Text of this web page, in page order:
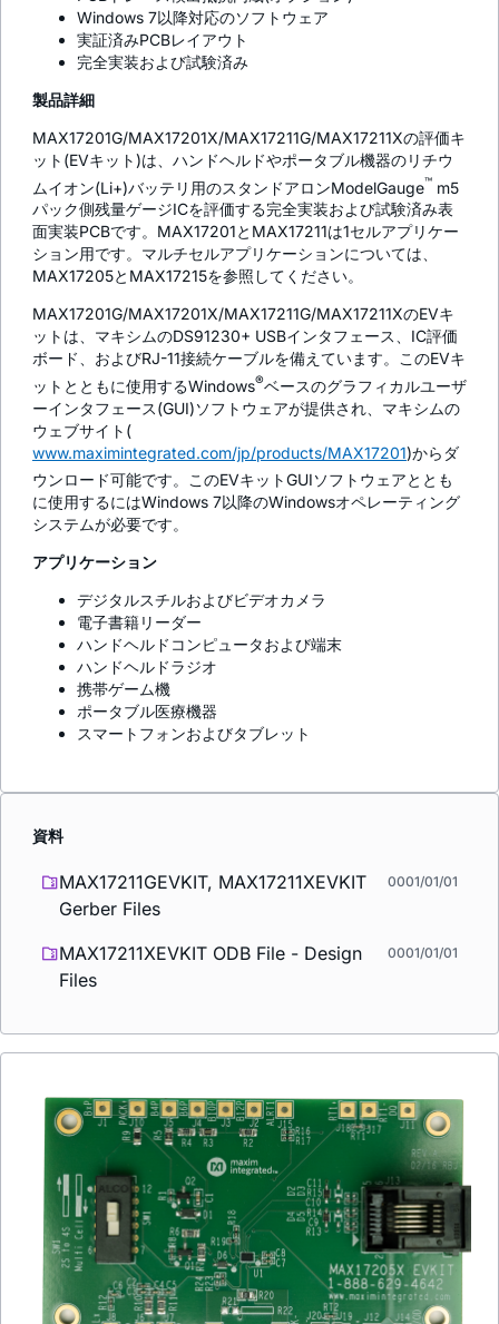
Windows 7以降対応のソフトウェア
実証済みPCBレイアウト
完全実装および試験済み
製品詳細
MAX17201G/MAX17201X/MAX17211G/MAX17211Xの評価キ
ット(EVキット)は、ハンドヘルドやポータブル機器のリチウ
ムイオン(Li+)バッテリ用のスタンドアロンModelGauge™ m5
パック側残量ゲージICを評価する完全実装および試験済み表
面実装PCBです。MAX17201とMAX17211は1セルアプリケー
ション用です。マルチセルアプリケーションについては、
MAX17205とMAX17215を参照してください。
MAX17201G/MAX17201X/MAX17211G/MAX17211XのEVキ
ットは、マキシムのDS91230+ USBインタフェース、IC評価
ボード、およびRJ-11接続ケーブルを備えています。このEVキ
ットとともに使用するWindows®ベースのグラフィカルユーザ
ーインタフェース(GUI)ソフトウェアが提供され、マキシムの
ウェブサイト(
www.maximintegrated.com/jp/products/MAX17201)からダ
ウンロード可能です。このEVキットGUIソフトウェアととも
に使用するにはWindows 7以降のWindowsオペレーティング
システムが必要です。
アプリケーション
デジタルスチルおよびビデオカメラ
電子書籍リーダー
ハンドヘルドコンピュータおよび端末
ハンドヘルドラジオ
携帯ゲーム機
ポータブル医療機器
スマートフォンおよびタブレット
資料
MAX17211GEVKIT, MAX17211XEVKIT
Gerber Files
0001/01/01
MAX17211XEVKIT ODB File - Design
Files
0001/01/01